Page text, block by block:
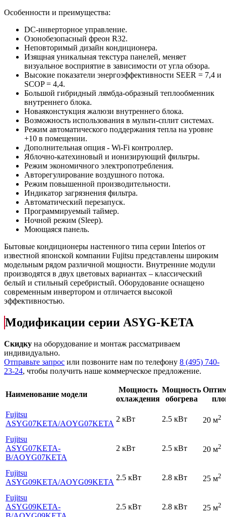
Особенности и преимущества:
DC-инверторное управление.
Озонобезопасный фреон R32.
Неповторимый дизайн кондиционера.
Изящная уникальная текстура панелей, меняет
визуальное восприятие в зависимости от угла обзора.
Высокие показатели энергоэффективности SEER = 7,4 и
SCOP = 4,4.
Большой гибридный лямбда-образный теплообменник
внутреннего блока.
Новаяконстукция жалюзи внутреннего блока.
Возможность использования в мульти-сплит системах.
Режим автоматического поддержания тепла на уровне
+10 в помещении.
Дополнительная опция - Wi-Fi контроллер.
Яблочно-катехиновый и ионизирующий фильтры.
Режим экономичного электропотребления.
Авторегулирование воздушного потока.
Режим повышенной производительности.
Индикатор загрязнения фильтра.
Автоматический перезапуск.
Программируемый таймер.
Ночной режим (Sleep).
Моющаяся панель.
Бытовые кондиционеры настенного типа серии Interios от
известной японской компании Fujitsu представлены широким
модельным рядом различной мощности. Внутренние модули
производятся в двух цветовых вариантах – классический
белый и стильный серебристый. Оборудование оснащено
современным инвертором и отличается высокой
эффективностью.
Модификации серии ASYG-KETA
Скидку на оборудование и монтаж рассматриваем
индивидуально.
Отправьте запрос или позвоните нам по телефону 8 (495) 740-
23-24, чтобы получить наше коммерческое предложение.
Наименование модели
Мощность
охлаждения
Мощность
обогрева
Fujitsu
ASYG07KETA/AOYG07KETA
2 кВт 2.5 кВт 20 м2
Fujitsu
ASYG07KETA-
B/AOYG07KETA
2 кВт 2.5 кВт 20 м2
Fujitsu
ASYG09KETA/AOYG09KETA
2.5 кВт 2.8 кВт 25 м2
Fujitsu
ASYG09KETA-
2.5 кВт 2.8 кВт 25 м2